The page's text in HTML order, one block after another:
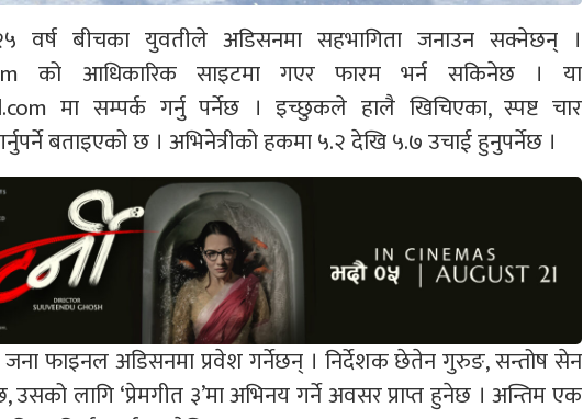
वर्ष बीचका युवतीले अडिसनमा सहभागिता जनाउन सक्नेछन् ।
को आधिकारिक साइटमा गएर फारम भर्न सकिनेछ । या
मा सम्पर्क गर्नु पर्नेछ । इच्छुकले हालै खिचिएका, स्पष्ट चार
बताइएको छ । अभिनेत्रीको हकमा ५.२ देखि ५.७ उचाई हुनुपर्नेछ ।
फाइनल अडिसनमा प्रवेश गर्नेछन् । निर्देशक छेतेन गुरुङ, सन्तोष सेन
लागि ‘प्रेमगीत ३’मा अभिनय गर्ने अवसर प्राप्त हुनेछ । अन्तिम एक